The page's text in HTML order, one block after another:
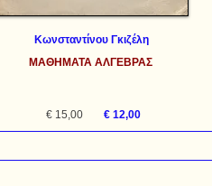
Κωνσταντίνου Γκιζέλη
ΜΑΘΗΜΑΤΑ ΑΛΓΕΒΡΑΣ
€ 15,00 € 12,00